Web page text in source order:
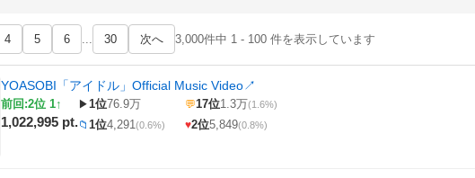
4 5 6 ... 30 次へ 3,000件中 1 - 100 件を表示しています
YOASOBI「アイドル」Official Music Video↗
前回:2位 1↑
1,022,995 pt.
▶1位76.9万 💬17位1.3万(1.6%)
📁 1位4,291(0.6%) ♥2位5,849(0.8%)